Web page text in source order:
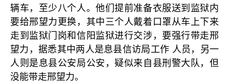
辆车，至少八个人。他们提前准备衣服送到监狱内
要给邢望力更换，其中三个人戴着口罩从车上下来
走到监狱门岗和信阳监狱进行交涉，要强行带走邢
望力，据悉其中两人是息县信访局工作 人员，另一
人则是息县公安局公安，疑似来自县刑警大队，但
没能带走邢望力。